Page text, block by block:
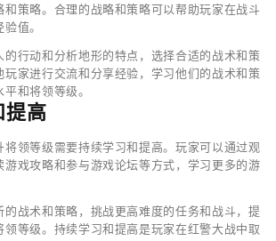
和策略。合理的战略和策略可以帮助玩家在战斗
值。
的行动和分析地形的特点，选择合适的战术和策
玩家进行交流和分享经验，学习他们的战术和策
和将领等级。
高
将领等级需要持续学习和提高。玩家可以通过观
游戏攻略和参与游戏论坛等方式，学习更多的游
的战术和策略，挑战更高难度的任务和战斗，提
领等级。持续学习和提高是玩家在红警大战中取